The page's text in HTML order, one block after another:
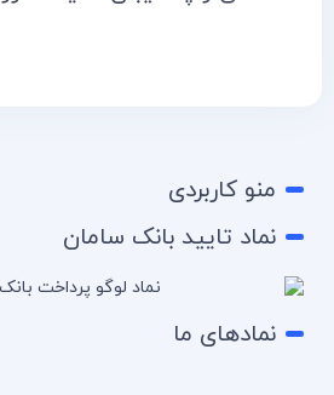
منو کاربردی
نماد تایید بانک سامان
نمادهای ما